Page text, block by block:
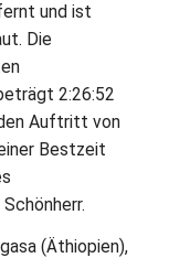
und ist
Die
2:26:52
Auftritt von
Bestzeit
(Äthiopien),